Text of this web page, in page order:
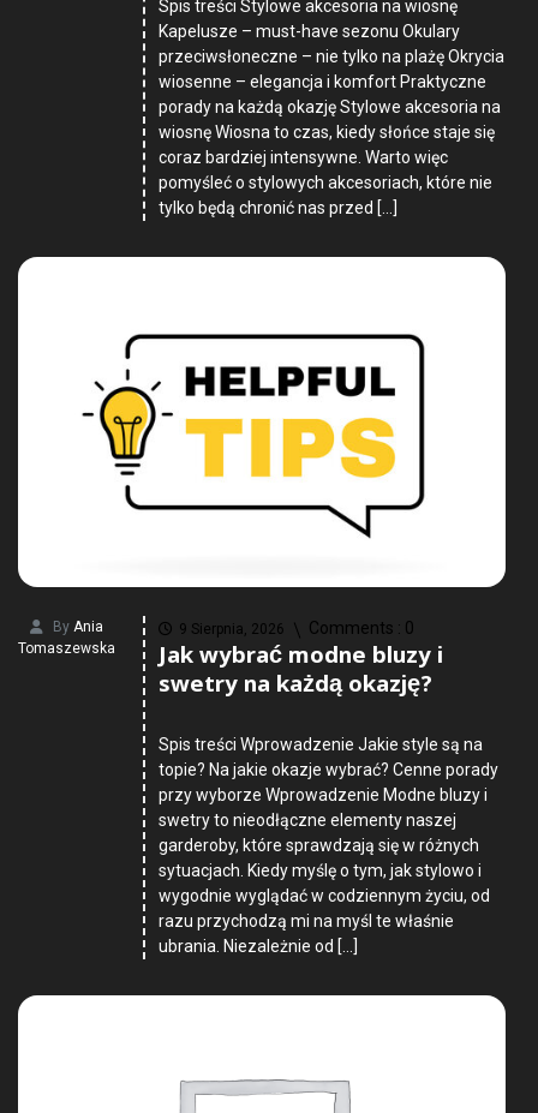
Spis treści Stylowe akcesoria na wiosnę
Kapelusze – must-have sezonu Okulary
przeciwsłoneczne – nie tylko na plażę Okrycia
wiosenne – elegancja i komfort Praktyczne
porady na każdą okazję Stylowe akcesoria na
wiosnę Wiosna to czas, kiedy słońce staje się
coraz bardziej intensywne. Warto więc
pomyśleć o stylowych akcesoriach, które nie
tylko będą chronić nas przed […]
By Ania
Tomaszewska
9 Sierpnia, 2026 Comments : 0
Jak wybrać modne bluzy i
swetry na każdą okazję?
Spis treści Wprowadzenie Jakie style są na
topie? Na jakie okazje wybrać? Cenne porady
przy wyborze Wprowadzenie Modne bluzy i
swetry to nieodłączne elementy naszej
garderoby, które sprawdzają się w różnych
sytuacjach. Kiedy myślę o tym, jak stylowo i
wygodnie wyglądać w codziennym życiu, od
razu przychodzą mi na myśl te właśnie
ubrania. Niezależnie od […]